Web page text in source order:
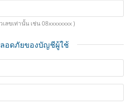
ลขเท่านั้น เช่น 08xxxxxxxx )
อดภัยของบัญชีผู้ใช้